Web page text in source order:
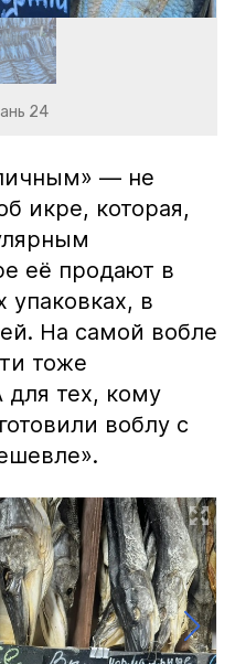
24
— не
икре, которая,
её продают в
упаковках, в
На самой вобле
тоже
для тех, кому
воблу с